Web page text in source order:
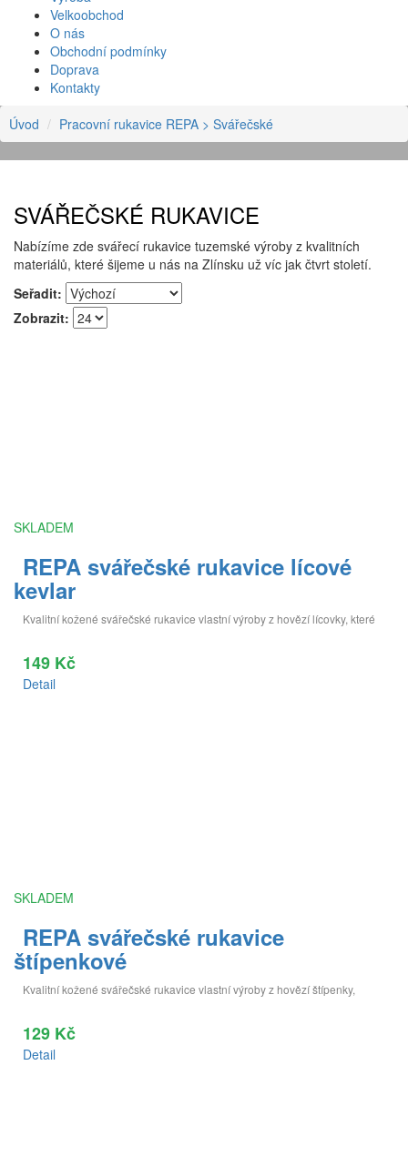
Velkoobchod
O nás
Obchodní podmínky
Doprava
Kontakty
Úvod
Pracovní rukavice REPA > Svářečské
SVÁŘEČSKÉ RUKAVICE
Nabízíme zde svářecí rukavice tuzemské výroby z kvalitních
materiálů, které šijeme u nás na Zlínsku už víc jak čtvrt století.
Seřadit:
Zobrazit:
SKLADEM
REPA svářečské rukavice lícové
kevlar
Kvalitní kožené svářečské rukavice vlastní výroby z hovězí lícovky, které
149 Kč
Detail
SKLADEM
REPA svářečské rukavice
štípenkové
Kvalitní kožené svářečské rukavice vlastní výroby z hovězí štípenky,
129 Kč
Detail